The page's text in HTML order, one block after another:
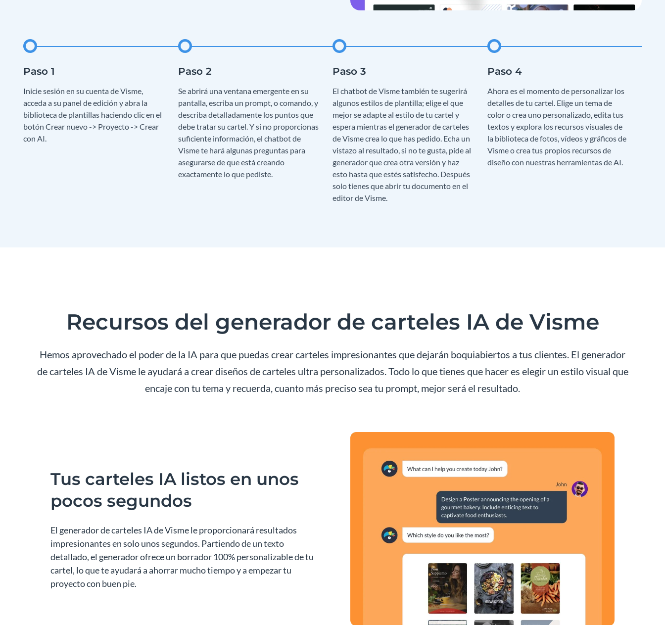
Inicie sesión en su cuenta de Visme,
acceda a su panel de edición y abra la
biblioteca de plantillas haciendo clic en el
botón Crear nuevo -> Proyecto -> Crear
con AI.
Se abrirá una ventana emergente en su
pantalla, escriba un prompt, o comando, y
describa detalladamente los puntos que
debe tratar su cartel. Y si no proporcionas
suficiente información, el chatbot de
Visme te hará algunas preguntas para
asegurarse de que está creando
exactamente lo que pediste.
El chatbot de Visme también te sugerirá
algunos estilos de plantilla; elige el que
mejor se adapte al estilo de tu cartel y
espera mientras el generador de carteles
de Visme crea lo que has pedido. Echa un
vistazo al resultado, si no te gusta, pide al
generador que crea otra versión y haz
esto hasta que estés satisfecho. Después
solo tienes que abrir tu documento en el
editor de Visme.
Ahora es el momento de personalizar los
detalles de tu cartel. Elige un tema de
color o crea uno personalizado, edita tus
textos y explora los recursos visuales de
la biblioteca de fotos, vídeos y gráficos de
Visme o crea tus propios recursos de
diseño con nuestras herramientas de AI.
Recursos del generador de carteles IA de Visme
Hemos aprovechado el poder de la IA para que puedas crear carteles impresionantes que dejarán boquiabiertos a tus clientes. El generador
de carteles IA de Visme le ayudará a crear diseños de carteles ultra personalizados. Todo lo que tienes que hacer es elegir un estilo visual que
encaje con tu tema y recuerda, cuanto más preciso sea tu prompt, mejor será el resultado.
Tus carteles IA listos en unos
pocos segundos
El generador de carteles IA de Visme le proporcionará resultados
impresionantes en solo unos segundos. Partiendo de un texto
detallado, el generador ofrece un borrador 100% personalizable de tu
cartel, lo que te ayudará a ahorrar mucho tiempo y a empezar tu
proyecto con buen pie.